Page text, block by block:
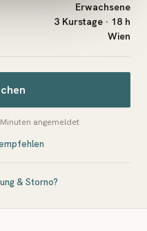
Erwachsene
3 Kurstage · 18 h
Wien
angemeldet
& Storno?